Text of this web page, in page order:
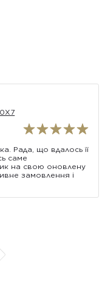
Рада, що вдалось її
саме
на свою оновлену
замовлення і